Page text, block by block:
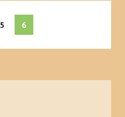
5 6